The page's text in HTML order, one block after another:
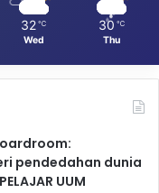
32 ℃
Wed
30 ℃
Thu
pendedahan dunia
UUM